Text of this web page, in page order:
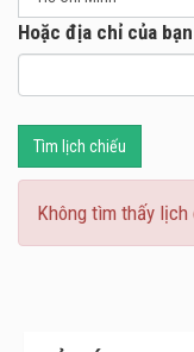
Hoặc địa chỉ của bạn
Tìm lịch chiếu
Không tìm thấy lịch